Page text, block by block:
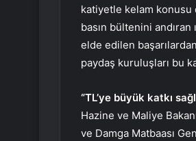
katiyetle kelam konusu
basın bültenini
elde edilen
paydaş kuruluşları bu
“TL’ye büyük katkı
Hazine ve Maliye
ve Damga Matbaası